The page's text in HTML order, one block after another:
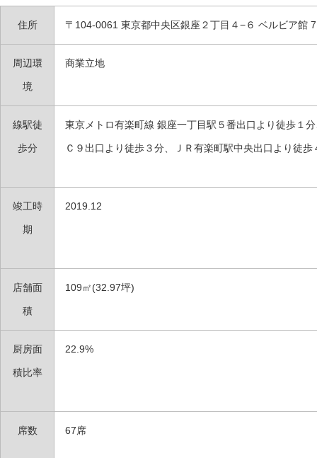
住所 〒104-0061 東京都中央区銀座２丁目４−６ ベルビア館
周辺環
境
商業立地
線駅徒
歩分
東京メトロ有楽町線 銀座一丁目駅５番出口より徒歩１
Ｃ９出口より徒歩３分、ＪＲ有楽町駅中央出口より徒歩
竣工時
期
2019.12
店舗面
積
109㎡(32.97坪)
厨房面
積比率
22.9%
席数 67席